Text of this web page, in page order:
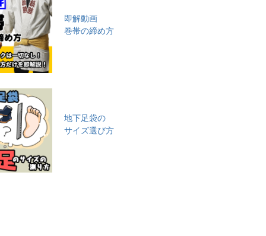
即解動画
巻帯の締め方
地下足袋の
サイズ選び方